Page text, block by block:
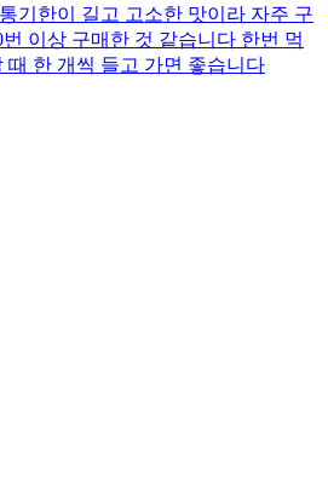
기한이 길고 고소한 맛이라 자주 구
이상 구매한 것 같습니다 한번 먹
때 한 개씩 들고 가면 좋습니다